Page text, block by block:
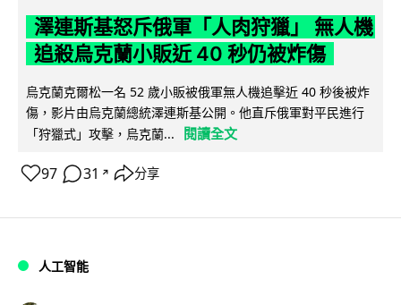
澤連斯基怒斥俄軍「人肉狩獵」 無人機
追殺烏克蘭小販近 40 秒仍被炸傷
烏克蘭克爾松一名 52 歲小販被俄軍無人機追擊近 40 秒後被炸
傷，影片由烏克蘭總統澤連斯基公開。他直斥俄軍對平民進行
「狩獵式」攻擊，烏克蘭...
閱讀全文
97 31 ↗ 分享
人工智能